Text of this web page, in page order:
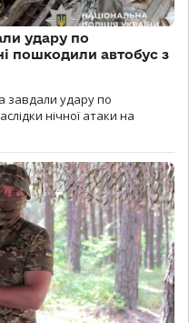
удару по
пошкодили автобус з
завдали удару по
нічної атаки на